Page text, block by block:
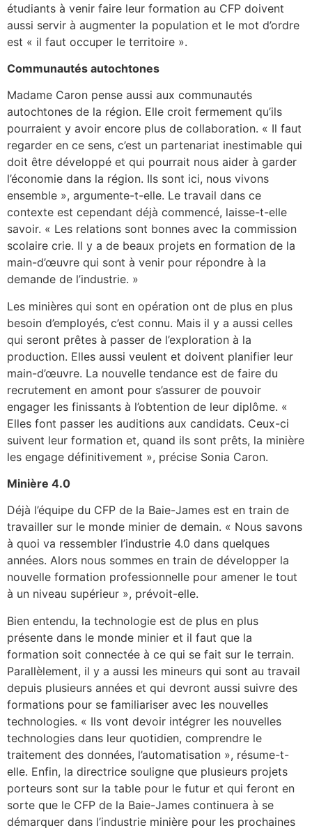
étudiants à venir faire leur formation au CFP doivent
aussi servir à augmenter la population et le mot d’ordre
est « il faut occuper le territoire ».
Communautés autochtones
Madame Caron pense aussi aux communautés
autochtones de la région. Elle croit fermement qu’ils
pourraient y avoir encore plus de collaboration. « Il faut
regarder en ce sens, c’est un partenariat inestimable qui
doit être développé et qui pourrait nous aider à garder
l’économie dans la région. Ils sont ici, nous vivons
ensemble », argumente-t-elle. Le travail dans ce
contexte est cependant déjà commencé, laisse-t-elle
savoir. « Les relations sont bonnes avec la commission
scolaire crie. Il y a de beaux projets en formation de la
main-d’œuvre qui sont à venir pour répondre à la
demande de l’industrie. »
Les minières qui sont en opération ont de plus en plus
besoin d’employés, c’est connu. Mais il y a aussi celles
qui seront prêtes à passer de l’exploration à la
production. Elles aussi veulent et doivent planifier leur
main-d’œuvre. La nouvelle tendance est de faire du
recrutement en amont pour s’assurer de pouvoir
engager les finissants à l’obtention de leur diplôme. «
Elles font passer les auditions aux candidats. Ceux-ci
suivent leur formation et, quand ils sont prêts, la minière
les engage définitivement », précise Sonia Caron.
Minière 4.0
Déjà l’équipe du CFP de la Baie-James est en train de
travailler sur le monde minier de demain. « Nous savons
à quoi va ressembler l’industrie 4.0 dans quelques
années. Alors nous sommes en train de développer la
nouvelle formation professionnelle pour amener le tout
à un niveau supérieur », prévoit-elle.
Bien entendu, la technologie est de plus en plus
présente dans le monde minier et il faut que la
formation soit connectée à ce qui se fait sur le terrain.
Parallèlement, il y a aussi les mineurs qui sont au travail
depuis plusieurs années et qui devront aussi suivre des
formations pour se familiariser avec les nouvelles
technologies. « Ils vont devoir intégrer les nouvelles
technologies dans leur quotidien, comprendre le
traitement des données, l’automatisation », résume-t-
elle. Enfin, la directrice souligne que plusieurs projets
porteurs sont sur la table pour le futur et qui feront en
sorte que le CFP de la Baie-James continuera à se
démarquer dans l’industrie minière pour les prochaines